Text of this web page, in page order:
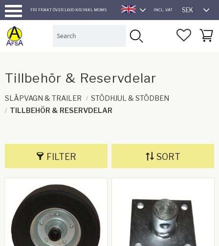
Menu
FRI FRAKT ÖVER 1.600 KR/INKL MOMS
ENGLISH
INCL. VAT SEK
Tillbehör & Reservdelar
SLÄPVAGN & TRAILER
STÖDHJUL & STÖDBEN
TILLBEHÖR & RESERVDELAR
FILTER SORT